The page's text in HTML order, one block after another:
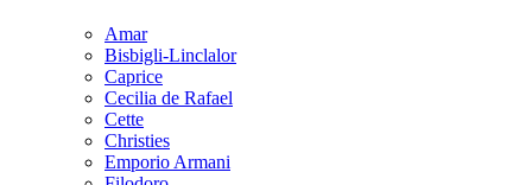
Amar
Bisbigli-Linclalor
Caprice
Cecilia de Rafael
Cette
Christies
Emporio Armani